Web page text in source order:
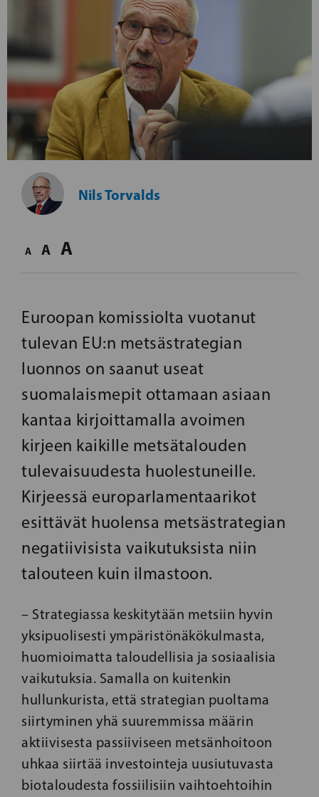
Nils Torvalds
A A A
Euroopan komissiolta vuotanut
tulevan EU:n metsästrategian
luonnos on saanut useat
suomalaismepit ottamaan asiaan
kantaa kirjoittamalla avoimen
kirjeen kaikille metsätalouden
tulevaisuudesta huolestuneille.
Kirjeessä europarlamentaarikot
esittävät huolensa metsästrategian
negatiivisista vaikutuksista niin
talouteen kuin ilmastoon.
– Strategiassa keskitytään metsiin hyvin
yksipuolisesti ympäristönäkökulmasta,
huomioimatta taloudellisia ja sosiaalisia
vaikutuksia. Samalla on kuitenkin
hullunkurista, että strategian puoltama
siirtyminen yhä suuremmissa määrin
aktiivisesta passiiviseen metsänhoitoon
uhkaa siirtää investointeja uusiutuvasta
biotaloudesta fossiilisiin vaihtoehtoihin